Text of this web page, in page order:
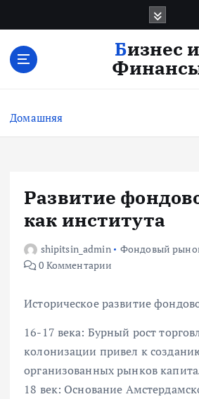
с
Бизнес и
Домашняя
Развитие
как института
shipitsin_admin Фондовый
0 Комментарии
Историческое развитие
16-17 века: Бурный рост
колонизации привел к
организованных рынков
18 век: Основание